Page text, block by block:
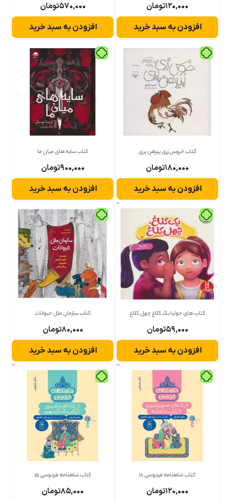
۱۲۰,۰۰۰تومان
افزودن به سبد خرید
۵۷۰,۰۰۰تومان
افزودن به سبد خرید
کتاب خروس زری پیرهن پری
۱۸۰,۰۰۰تومان
افزودن به سبد خرید
کتاب سایه های میان ما
۹۰۰,۰۰۰تومان
افزودن به سبد خرید
کتاب های جولیا یک کلاغ چهل کلاغ
۵۹,۰۰۰تومان
افزودن به سبد خرید
کتاب سازمان ملل حیوانات
۸۰,۰۰۰تومان
افزودن به سبد خرید
کتاب شاهنامه فردوسی 18
۱۲۰,۰۰۰تومان
کتاب شاهنامه فردوسی 15
۸۵,۰۰۰تومان